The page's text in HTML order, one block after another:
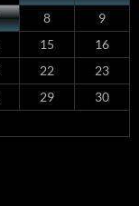
8
9
15
16
22
23
29
30